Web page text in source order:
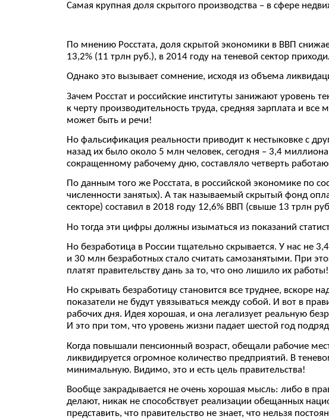
Самая крупная доля скрытого производства – в сфере
По мнению Росстата, доля скрытой экономики в ВВП
13,2% (11 трлн руб.), в 2014 году на теневой сектор
Однако это вызывает сомнение, исходя из объема
Зачем Росстат и российские институты занижают уровень
к черту производительность труда, средняя зарплата и
может быть и речи!
Но фальсификация реальности приводит к нестыковке с
назад их было около 5 млн человек, сегодня – 3,4
сокращенному рабочему дню, составляло четверть
По данным того же Росстата, в российской экономике по
численности занятых). А так называемый скрытый фонд
секторе) составил в 2018 году 12,6% ВВП (свыше 13 трлн
Но тогда эти цифры должны изыматься из показаний
Но безработица в России тщательно скрывается. У нас не
и 30 млн безработных стало считать самозанятыми. При
платят правительству дань за то, что оно лишило их работы!
Но скрывать безработицу становится все труднее, вскоре
показатели не будут увязываться между собой. И вот в
рабочих дня. Идея хорошая, и она легализует реальную
И это при том, что уровень жизни падает шестой год
Когда повышали пенсионный возраст, обещали рабочие
ликвидируется огромное количество предприятий. В
минимальную. Видимо, это и есть цель правительства!
Вообще закрадывается не очень хорошая мысль: либо в
делают, никак не способствует реализации обещанных
представить, что правительство не знает, что нельзя